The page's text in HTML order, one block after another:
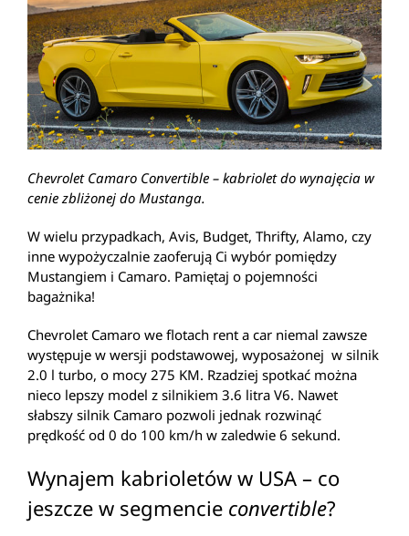
Chevrolet Camaro Convertible – kabriolet do wynajęcia w
cenie zbliżonej do Mustanga.
W wielu przypadkach, Avis, Budget, Thrifty, Alamo, czy
inne wypożyczalnie zaoferują Ci wybór pomiędzy
Mustangiem i Camaro. Pamiętaj o pojemności
bagażnika!
Chevrolet Camaro we flotach rent a car niemal zawsze
występuje w wersji podstawowej, wyposażonej w silnik
2.0 l turbo, o mocy 275 KM. Rzadziej spotkać można
nieco lepszy model z silnikiem 3.6 litra V6. Nawet
słabszy silnik Camaro pozwoli jednak rozwinąć
prędkość od 0 do 100 km/h w zaledwie 6 sekund.
Wynajem kabrioletów w USA – co
jeszcze w segmencie convertible?